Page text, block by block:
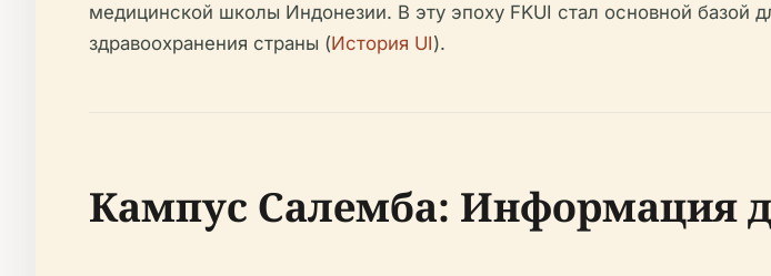
медицинской школы Индонезии. В эту эпоху FKUI стал основной базой
здравоохранения страны (История UI).
Кампус Салемба: Информация